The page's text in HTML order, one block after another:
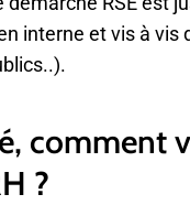
interne et vis à vis
comment
?